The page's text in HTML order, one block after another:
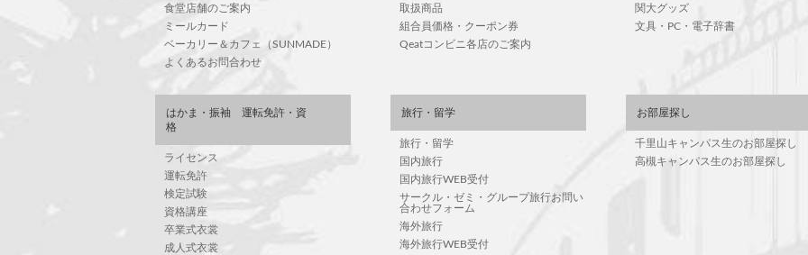
食堂店舗のご案内
ミールカード
ベーカリー＆カフェ（SUNMADE）
よくあるお問合わせ
取扱商品
組合員価格・クーポン券
Qeatコンビニ各店のご案内
関大グッズ
文具・PC・電子辞書
はかま・振袖 運転免許・資
格
ライセンス
運転免許
検定試験
資格講座
卒業式衣裳
成人式衣裳
旅行・留学
旅行・留学
国内旅行
国内旅行WEB受付
サークル・ゼミ・グループ旅行お問い
合わせフォーム
海外旅行
海外旅行WEB受付
お部屋探し
千里山キャンパス生のお部屋探し
高槻キャンパス生のお部屋探し